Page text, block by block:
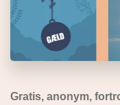
Gratis, anonym,